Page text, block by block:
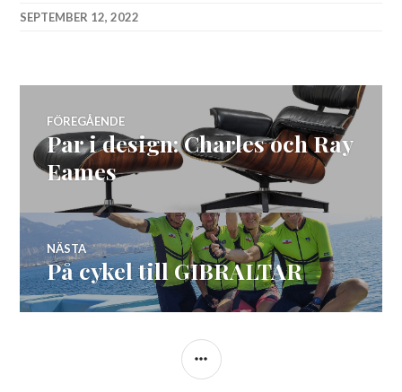
SEPTEMBER 12, 2022
Inläggsnavigering
FÖREGÅENDE
Föregående
inlägg:
Par i design: Charles och Ray
Eames
NÄSTA
Nästa
inlägg:
På cykel till GIBRALTAR
SIDOPANEL